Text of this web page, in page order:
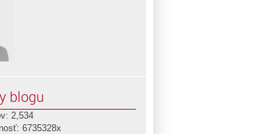
blogu
2,534
6735328x